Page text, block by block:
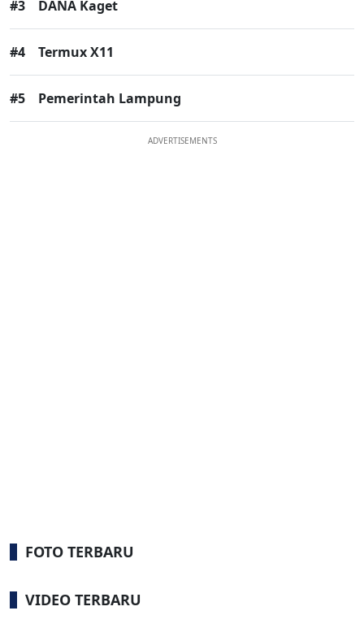
#3 DANA Kaget
#4 Termux X11
#5 Pemerintah Lampung
ADVERTISEMENTS
FOTO TERBARU
VIDEO TERBARU